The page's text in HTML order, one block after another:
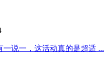
说一，这活动真的是超适 ...